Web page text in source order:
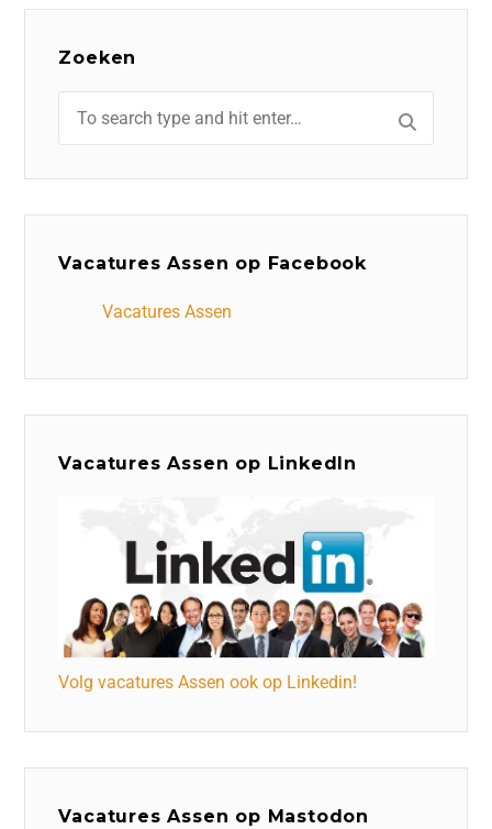
Zoeken
Vacatures Assen op Facebook
Vacatures Assen
Vacatures Assen op LinkedIn
Volg vacatures Assen ook op Linkedin!
Vacatures Assen op Mastodon